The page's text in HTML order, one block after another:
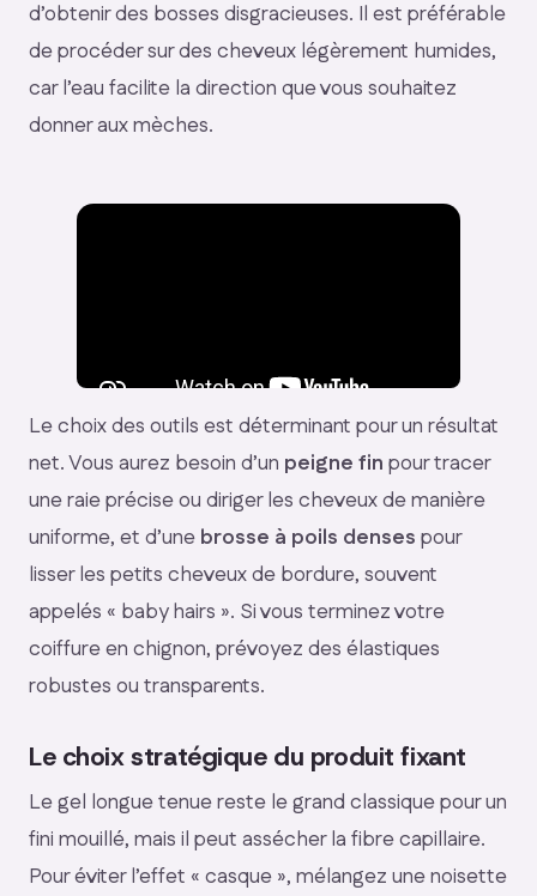
d’obtenir des bosses disgracieuses. Il est préférable
de procéder sur des cheveux légèrement humides,
car l’eau facilite la direction que vous souhaitez
donner aux mèches.
Le choix des outils est déterminant pour un résultat
net. Vous aurez besoin d’un peigne fin pour tracer
une raie précise ou diriger les cheveux de manière
uniforme, et d’une brosse à poils denses pour
lisser les petits cheveux de bordure, souvent
appelés « baby hairs ». Si vous terminez votre
coiffure en chignon, prévoyez des élastiques
robustes ou transparents.
Le choix stratégique du produit fixant
Le gel longue tenue reste le grand classique pour un
fini mouillé, mais il peut assécher la fibre capillaire.
Pour éviter l’effet « casque », mélangez une noisette